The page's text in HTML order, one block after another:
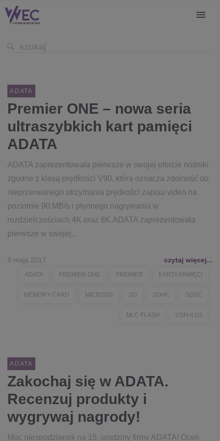
ADATA
Premier ONE – nowa seria
ultraszybkich kart pamięci
ADATA
ADATA zaprezentowała pierwsze w swojej ofercie nośniki
zgodne z klasą prędkości V90, która oznacza zdolność do
nieprzerwanego utrzymania prędkości zapisu video na
poziomie 90 MB/s i płynnego nagrywania w
rozdzielczościach 4K oraz 8K.ADATA zaprezentowała
pierwsze w swojej...
9 maja 2017 czytaj więcej...
ADATA PREMIER ONE PREMIER KARTA PAMIĘCI
MEMORY CARD MICROSD SD SDHC SDXC
MLC FLASH USH-II U3
ADATA
Zakochaj się w ADATA.
Recenzuj produkty i
wygrywaj nagrody!
Moc niespodzianek na 15. urodziny firmy ADATA! Oceń